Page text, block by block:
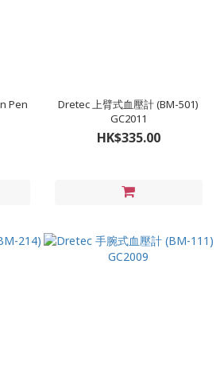
Pen
Dretec 上臂式血壓計 (BM-501)
GC2011
HK$335.00